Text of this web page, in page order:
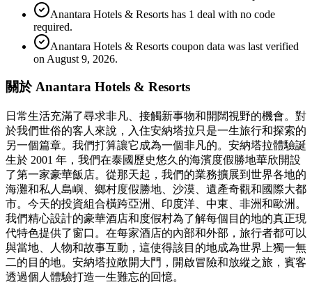
Anantara Hotels & Resorts has 1 deal with no code
required.
Anantara Hotels & Resorts coupon data was last verified
on August 9, 2026.
關於 Anantara Hotels & Resorts
日常生活充滿了尋求非凡、接觸新事物和開闊視野的機會。對
於我們世俗的客人來說，入住安納塔拉只是一生旅行和探索的
另一個篇章。我們打算讓它成為一個非凡的。安納塔拉體驗誕
生於 2001 年，我們在泰國歷史悠久的海濱度假勝地華欣開設
了第一家豪華飯店。從那天起，我們的業務擴展到世界各地的
海灘和私人島嶼、鄉村度假勝地、沙漠、遺產奇觀和國際大都
市。今天的投資組合橫跨亞洲、印度洋、中東、非洲和歐洲。
我們精心設計的豪華酒店和度假村為了解每個目的地的真正現
代特色提供了窗口。在每家酒店的內部和外部，旅行者都可以
與當地、人物和故事互動，這使得該目的地成為世界上獨一無
二的目的地。安納塔拉敞開大門，開啟冒險和放縱之旅，賓客
透過個人體驗打造一生難忘的回憶。